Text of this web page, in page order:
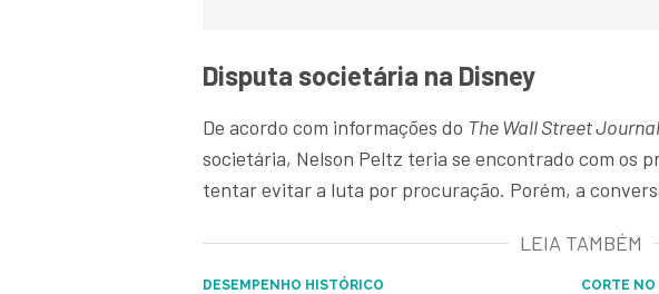
Disputa societária na Disney
De acordo com informações do The Wall Street Journal
societária, Nelson Peltz teria se encontrado com os
tentar evitar a luta por procuração. Porém, a
LEIA TAMBÉM
DESEMPENHO HISTÓRICO CORTE